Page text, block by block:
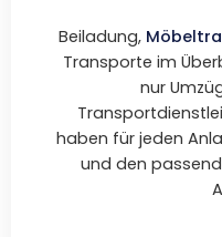
Beiladung,
Transporte im
nur
haben für jeden
und den